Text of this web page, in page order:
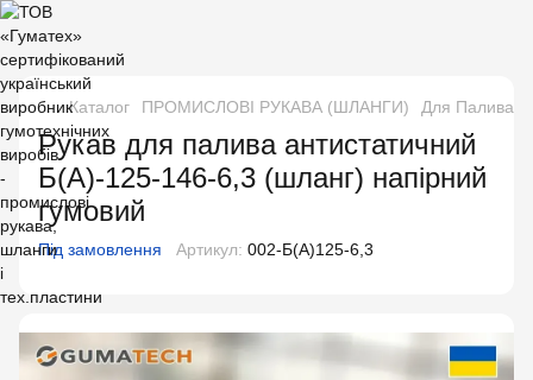
Каталог ПРОМИСЛОВІ РУКАВА (ШЛАНГИ) Для Палива і
Рукав для палива антистатичний
Б(А)-125-146-6,3 (шланг) напірний
гумовий
Під замовлення Артикул: 002-Б(А)125-6,3